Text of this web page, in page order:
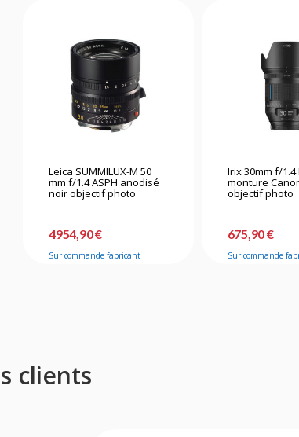
Leica SUMMILUX-M 50
mm f/1.4 ASPH anodisé
noir objectif photo
4954,90 €
Sur commande fabricant
Irix 30mm f/
monture
objectif photo
675,90 €
Sur commande
clients